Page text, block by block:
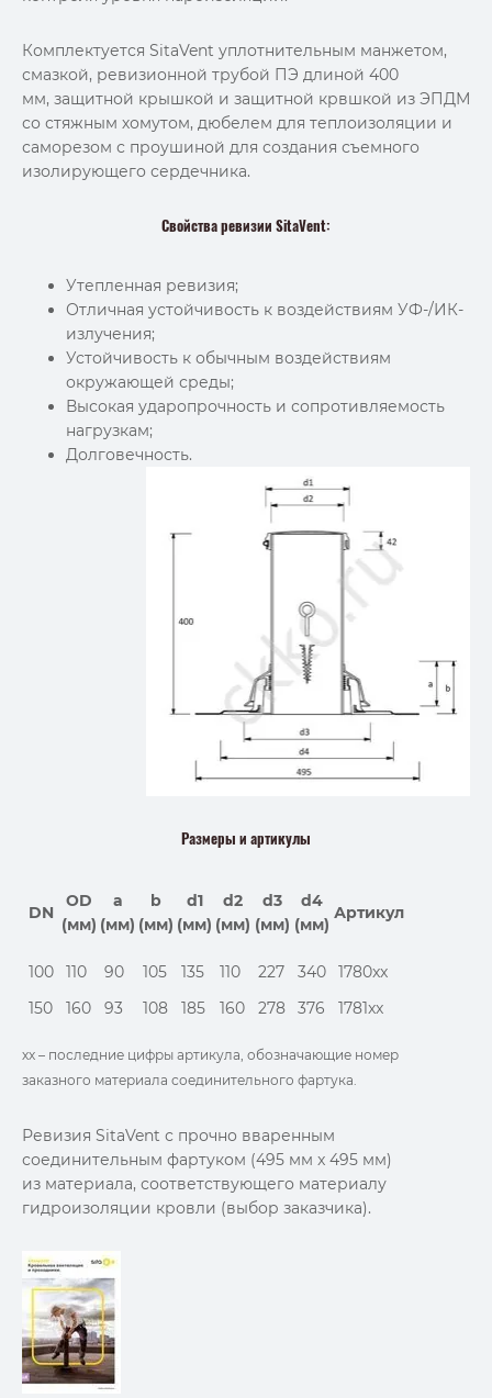
Комплектуется SitaVent уплотнительным манжетом,
смазкой, ревизионной трубой ПЭ длиной 400
мм, защитной крышкой и защитной крвшкой из ЭПДМ
со стяжным хомутом, дюбелем для теплоизоляции и
саморезом с проушиной для создания съемного
изолирующего сердечника.
Свойства ревизии SitaVent:
Утепленная ревизия;
Отличная устойчивость к воздействиям УФ-/ИК-
излучения;
Устойчивость к обычным воздействиям
окружающей среды;
Высокая ударопрочность и сопротивляемость
нагрузкам;
Долговечность.
Размеры и артикулы
DN
OD
(мм)
a
(мм)
b
(мм)
d1
(мм)
d2
(мм)
d3
(мм)
d4
(мм)
Артикул
100 110 90 105 135 110 227 340
1780xx
150
160 93 108 185 160 278 376 1781xx
хх – последние цифры артикула, обозначающие номер
заказного материала соединительного фартука.
Ревизия SitaVent с прочно вваренным
соединительным фартуком (495 мм x 495 мм)
из материала, соответствующего материалу
гидроизоляции кровли (выбор заказчика).